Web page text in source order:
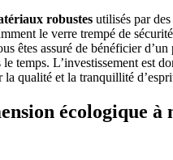
robustes utilisés par
le verre trempé de
êtes assuré de bénéficier
le temps. L’investissement est
la qualité et la tranquillité
écologique à